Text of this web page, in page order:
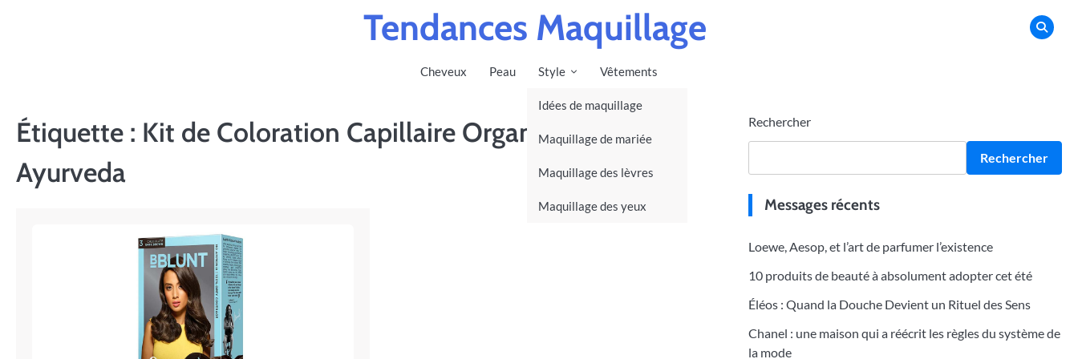
Tendances Maquillage
Cheveux Peau Style
Idées de maquillage
Maquillage de mariée
Maquillage des lèvres
Maquillage des yeux
Vêtements
Étiquette : Kit de Coloration Capillaire Organique Kama
Ayurveda
Rechercher
Rechercher
Messages récents
Loewe, Aesop, et l’art de parfumer l’existence
10 produits de beauté à absolument adopter cet été
Éléos : Quand la Douche Devient un Rituel des Sens
Chanel : une maison qui a réécrit les règles du système de
la mode